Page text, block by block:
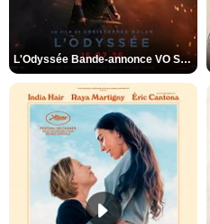
L'Odyssée Bande-annonce VO STFR